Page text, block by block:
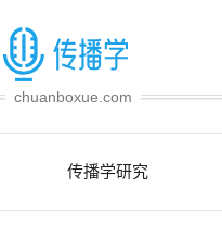
chuanboxue.com
传播学研究